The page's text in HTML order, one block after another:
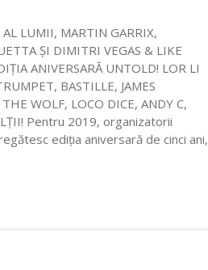
LUMII, MARTIN GARRIX,
ȘI DIMITRI VEGAS & LIKE
ANIVERSARĂ UNTOLD! LOR LI
BASTILLE, JAMES
WOLF, LOCO DICE, ANDY C,
Pentru 2019, organizatorii
ediția aniversară de cinci ani,